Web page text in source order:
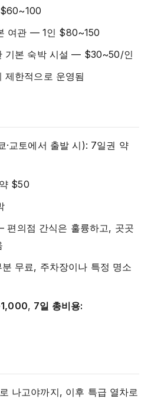
$60~100
여관 — 1인 $80~150
기본 숙박 시설 — $30~50/인
제한적으로 운영됨
·교토에서 출발 시): 7일권 약
$50
의점 간식은 훌륭하고, 곳곳
무료, 주차장이나 특정 명소
, 7일 총비용:
나고야까지, 이후 특급 열차로